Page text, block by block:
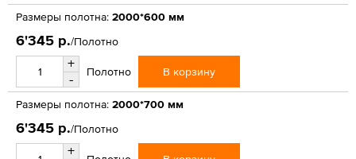
Размеры полотна: 2000*600 мм
6'345 р./Полотно
+
-
Полотно В корзину
Размеры полотна: 2000*700 мм
6'345 р./Полотно
+